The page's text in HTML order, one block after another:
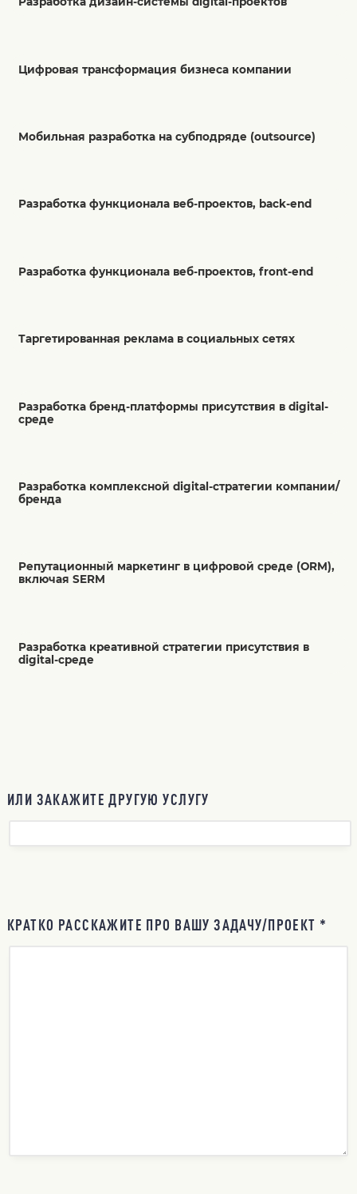
Цифровая трансформация бизнеса компании
Мобильная разработка на субподряде (outsource)
Разработка функционала веб-проектов, back-end
Разработка функционала веб-проектов, front-end
Таргетированная реклама в социальных сетях
Разработка бренд-платформы присутствия в digital-
среде
Разработка комплексной digital-стратегии компании/
бренда
Репутационный маркетинг в цифровой среде (ORM),
включая SERM
Разработка креативной стратегии присутствия в
digital-среде
ИЛИ ЗАКАЖИТЕ ДРУГУЮ УСЛУГУ
КРАТКО РАССКАЖИТЕ ПРО ВАШУ ЗАДАЧУ/ПРОЕКТ *